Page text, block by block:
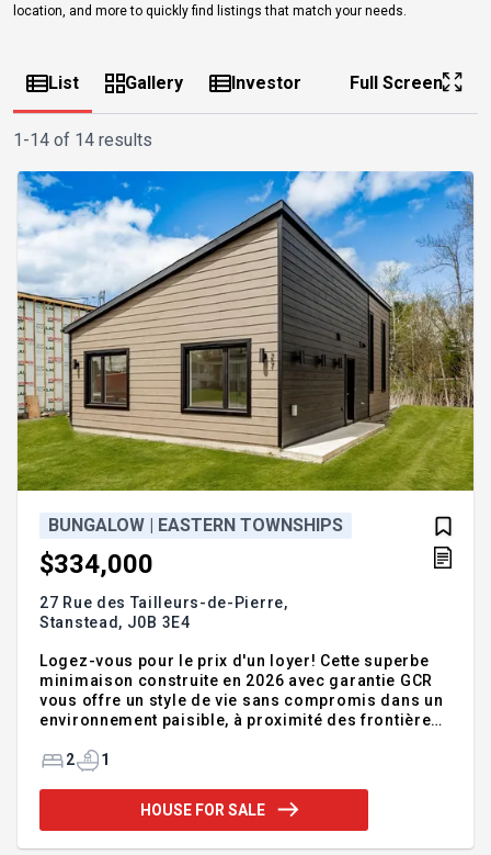
location, and more to quickly find listings that match your needs.
List Gallery Investor Full Screen
1-14 of 14 results
BUNGALOW | EASTERN TOWNSHIPS
$334,000
27 Rue des Tailleurs-de-Pierre,
Stanstead, J0B 3E4
Logez-vous pour le prix d'un loyer! Cette superbe
minimaison construite en 2026 avec garantie GCR
vous offre un style de vie sans compromis dans un
environnement paisible, à proximité des frontières
cathédrale qui surplombe l'aire ouverte regroupant
propose 2 chambres à coucher, une magnifique
salle de bain avec douche vitrée, une thermopompe
2 1
HOUSE FOR SALE